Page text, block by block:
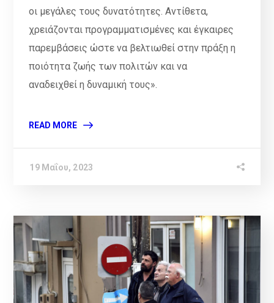
οι μεγάλες τους δυνατότητες. Αντίθετα,
χρειάζονται προγραμματισμένες και έγκαιρες
παρεμβάσεις ώστε να βελτιωθεί στην πράξη η
ποιότητα ζωής των πολιτών και να
αναδειχθεί η δυναμική τους».
READ MORE
19 Μαΐου, 2023